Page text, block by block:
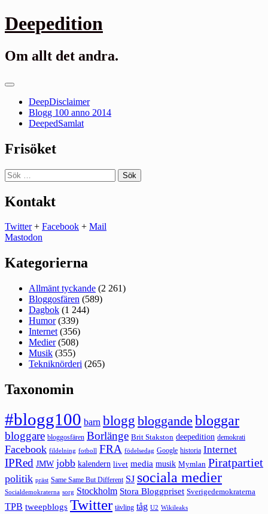
Gå
till
Deepedition
Om allt det andra.
Primär
DeepDisclaimer
Blogg 100 anno 2014
DeepedSamlat
Frisöket
Sök
efter:
Kontakt
Twitter+ Facebook + Mail
Mastodon
Kategorierna
Allmänt tyckande (2 261)
Bloggosfären (589)
Dagbok (1 244)
Humor(339)
Internet (356)
Medier(508)
Musik (355)
Tekniknörderi (265)
Taxonomin
#blogg100 barn blogg bloggande bloggar
bloggare bloggosfären Borlänge Brit Stakston deepedition demokrati
Facebook fildelning fotboll FRA födelsedag Google historia Internet
IPRed JMW jobb kalendern livet media musik Mymlan Piratpartiet
politik präst Same Same But Different SJ sociala medier
Socialdemokraterna sorg Stockholm Stora Bloggpriset Sverigedemokraterna
TPB tweepblogs Twitter tävling tåg U2 Wikileaks